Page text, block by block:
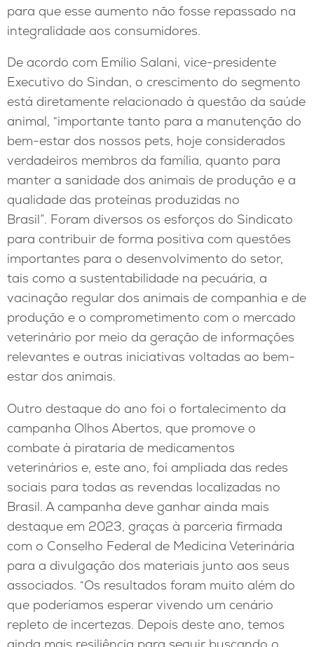
para que esse aumento não fosse repassado na
integralidade aos consumidores.
De acordo com Emílio Salani, vice-presidente
Executivo do Sindan, o crescimento do segmento
está diretamente relacionado à questão da saúde
animal, “importante tanto para a manutenção do
bem-estar dos nossos pets, hoje considerados
verdadeiros membros da família, quanto para
manter a sanidade dos animais de produção e a
qualidade das proteínas produzidas no
Brasil”. Foram diversos os esforços do Sindicato
para contribuir de forma positiva com questões
importantes para o desenvolvimento do setor,
tais como a sustentabilidade na pecuária, a
vacinação regular dos animais de companhia e de
produção e o comprometimento com o mercado
veterinário por meio da geração de informações
relevantes e outras iniciativas voltadas ao bem-
estar dos animais.
Outro destaque do ano foi o fortalecimento da
campanha Olhos Abertos, que promove o
combate à pirataria de medicamentos
veterinários e, este ano, foi ampliada das redes
sociais para todas as revendas localizadas no
Brasil. A campanha deve ganhar ainda mais
destaque em 2023, graças à parceria firmada
com o Conselho Federal de Medicina Veterinária
para a divulgação dos materiais junto aos seus
associados. “Os resultados foram muito além do
que poderíamos esperar vivendo um cenário
repleto de incertezas. Depois deste ano, temos
ainda mais resiliência para seguir buscando o